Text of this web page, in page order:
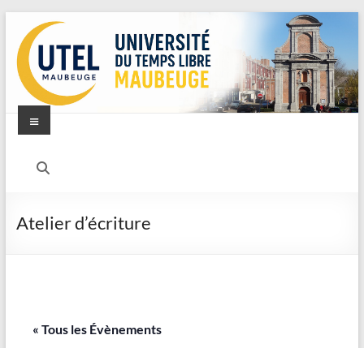
contenu
UTEL
Université
Menu
Atelier d’écriture
« Tous les Évènements